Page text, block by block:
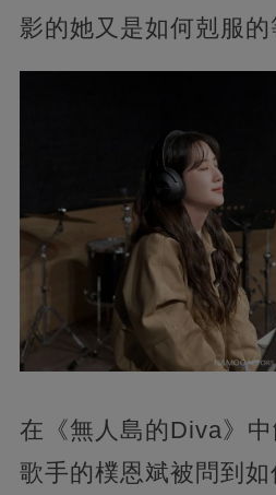
影的她又是如何剋服的
在《無人島的Diva》
歌手的樸恩斌被問到如